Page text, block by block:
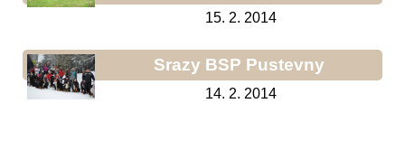
15. 2. 2014
Srazy BSP Pustevny
14. 2. 2014